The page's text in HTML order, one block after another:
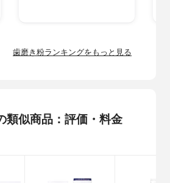
歯磨き粉ランキングをもっと見る
類似商品：評価・料金